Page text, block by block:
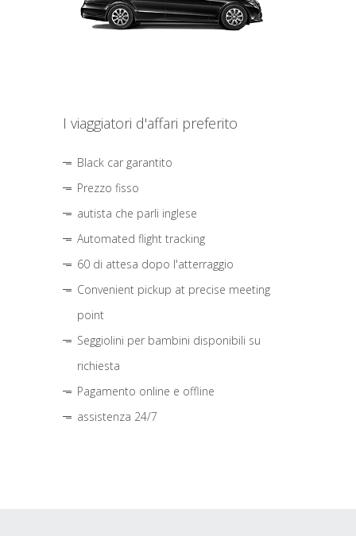
I viaggiatori d'affari preferito
Black car garantito
Prezzo fisso
autista che parli inglese
Automated flight tracking
60 di attesa dopo l'atterraggio
Convenient pickup at precise meeting
point
Seggiolini per bambini disponibili su
richiesta
Pagamento online e offline
assistenza 24/7